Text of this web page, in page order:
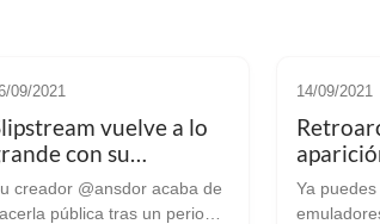
09/2021
vuelve a lo
con su
1.2
creador @ansdor acaba de
pública tras un periodo
14/09/2021
pasar
Ya